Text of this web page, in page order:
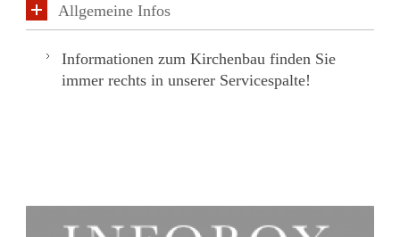
Allgemeine Infos
Informationen zum Kirchenbau finden Sie
immer rechts in unserer Servicespalte!